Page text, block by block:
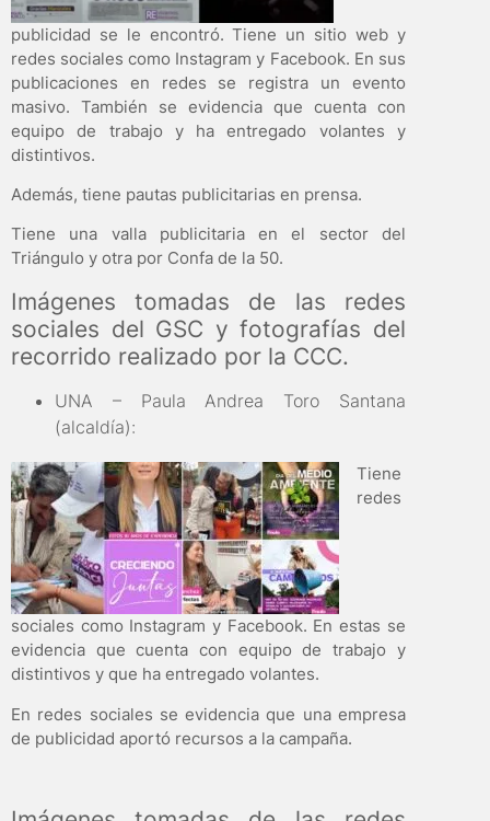
publicidad se le encontró. Tiene un sitio web y
redes sociales como Instagram y Facebook. En sus
publicaciones en redes se registra un evento
masivo. También se evidencia que cuenta con
equipo de trabajo y ha entregado volantes y
distintivos.
Además, tiene pautas publicitarias en prensa.
Tiene una valla publicitaria en el sector del
Triángulo y otra por Confa de la 50.
Imágenes tomadas de las redes
sociales del GSC y fotografías del
recorrido realizado por la CCC.
UNA – Paula Andrea Toro Santana
(alcaldía):
Tiene
redes
sociales como Instagram y Facebook. En estas se
evidencia que cuenta con equipo de trabajo y
distintivos y que ha entregado volantes.
En redes sociales se evidencia que una empresa
de publicidad aportó recursos a la campaña.